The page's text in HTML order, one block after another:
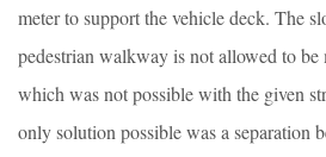
meter to support the vehicle deck. The
pedestrian walkway is not allowed to be
which was not possible with the given
only solution possible was a separation